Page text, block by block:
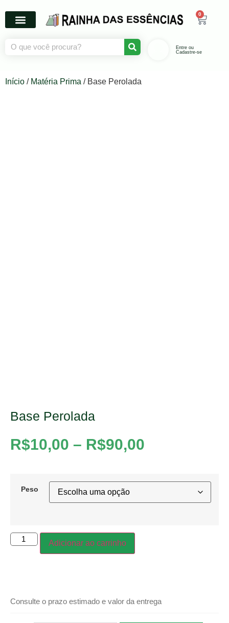
0
Entre ou
Cadastre-se
Início / Matéria Prima / Base Perolada
Base Perolada
R$10,00 – R$90,00
Peso
Adicionar ao carrinho
Consulte o prazo estimado e valor da entrega